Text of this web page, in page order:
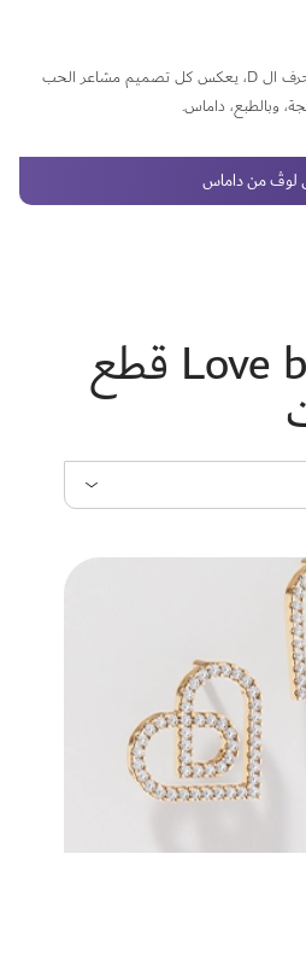
مستوحاة من رمز القلب العالمي وحرف ال D، يعكس كل تصميم مشاعر الحب
وبالطبع، داماس.
لوڤ من داماس
Love by Damas قطع